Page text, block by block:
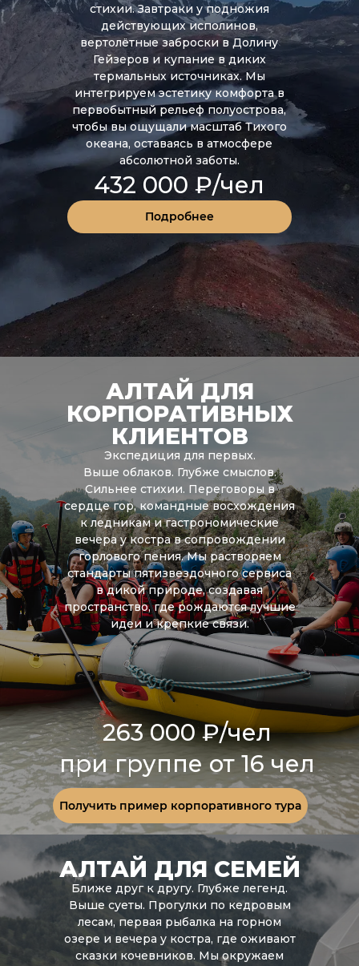
стихии. Завтраки у подножия
действующих исполинов,
вертолётные заброски в Долину
Гейзеров и купание в диких
термальных источниках. Мы
интегрируем эстетику комфорта в
первобытный рельеф полуострова,
чтобы вы ощущали масштаб Тихого
океана, оставаясь в атмосфере
абсолютной заботы.
432 000 ₽/чел
Подробнее
АЛТАЙ ДЛЯ
КОРПОРАТИВНЫХ
КЛИЕНТОВ
Экспедиция для первых.
Выше облаков. Глубже смыслов.
Сильнее стихии. Переговоры в
сердце гор, командные восхождения
к ледникам и гастрономические
вечера у костра в сопровождении
горлового пения. Мы растворяем
стандарты пятизвездочного сервиса
в дикой природе, создавая
пространство, где рождаются лучшие
идеи и крепкие связи.
263 000 ₽/чел
при группе от 16 чел
Получить пример корпоративного тура
АЛТАЙ ДЛЯ СЕМЕЙ
Ближе друг к другу. Глубже легенд.
Выше суеты. Прогулки по кедровым
лесам, первая рыбалка на горном
озере и вечера у костра, где оживают
сказки кочевников. Мы окружаем
- дочь степей и основатель проекта
Армангуль